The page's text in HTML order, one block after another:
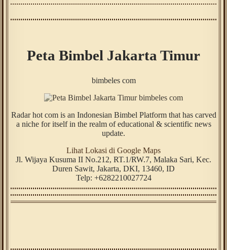
Peta Bimbel Jakarta Timur
bimbeles com
Radar hot com is an Indonesian Bimbel Platform that has carved
a niche for itself in the realm of educational & scientific news
update.
Lihat Lokasi di Google Maps
Jl. Wijaya Kusuma II No.212, RT.1/RW.7, Malaka Sari, Kec.
Duren Sawit, Jakarta, DKI, 13460, ID
Telp: +6282210027724